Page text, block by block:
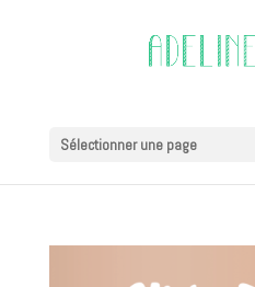
Sélectionner une page